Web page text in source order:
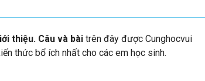
thiệu. Câu và bài trên đây được Cunghocvui
thức bổ ích nhất cho các em học sinh.